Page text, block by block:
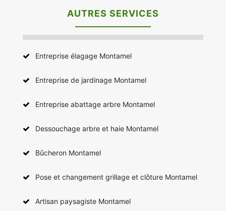
AUTRES SERVICES
Entreprise élagage Montamel
Entreprise de jardinage Montamel
Entreprise abattage arbre Montamel
Dessouchage arbre et haie Montamel
Bûcheron Montamel
Pose et changement grillage et clôture Montamel
Artisan paysagiste Montamel